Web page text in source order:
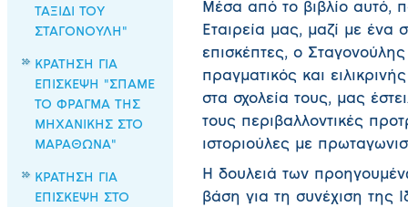
ΤΑΞΙΔΙ ΤΟΥ
ΣΤΑΓΟΝΟΥΛΗ"
ΚΡΑΤΗΣΗ ΓΙΑ
ΕΠΙΣΚΕΨΗ "ΣΠΑΜΕ
ΤΟ ΦΡΑΓΜΑ ΤΗΣ
ΜΗΧΑΝΙΚΗΣ ΣΤΟ
ΜΑΡΑΘΩΝΑ"
ΚΡΑΤΗΣΗ ΓΙΑ
ΕΠΙΣΚΕΨΗ ΣΤΟ
Μέσα από το βιβλίο αυτό,
Εταιρεία μας, μαζί με
επισκέπτες, ο
πραγματικός και
στα σχολεία τους, μας
τους περιβαλλοντικές
ιστοριούλες με
Η δουλειά των
βάση για τη συνέχιση της